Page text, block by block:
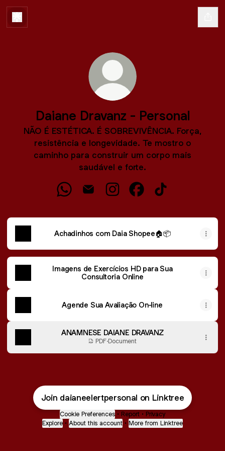
Daiane Dravanz - Personal
NÃO É ESTÉTICA. É SOBREVIVÊNCIA. Força,
resistência e longevidade. Te mostro o
caminho para construir um corpo mais
saudável e forte.
Achadinhos com Daia Shopee🏠📦
Imagens de Exercícios HD para Sua
Consultoria Online
Agende Sua Avaliação On-line
ANAMNESE DAIANE DRAVANZ
PDF·Document
Join daianeelertpersonal on Linktree
Cookie Preferences • Report • Privacy
Explore • About this account • More from Linktree